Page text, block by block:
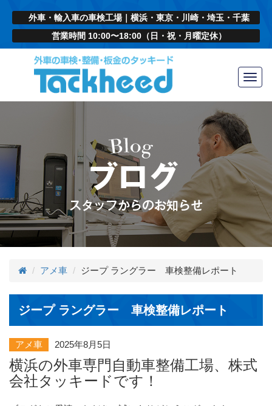
外車・輸入車の車検工場｜横浜・東京・川崎・埼玉・千葉
営業時間 10:00〜18:00（日・祝・月曜定休）
アメ車 ジープ ラングラー 車検整備レポート
ジープ ラングラー 車検整備レポート
アメ車 2025年8月5日
横浜の外車専門自動車整備工場、株式
会社タッキードです！